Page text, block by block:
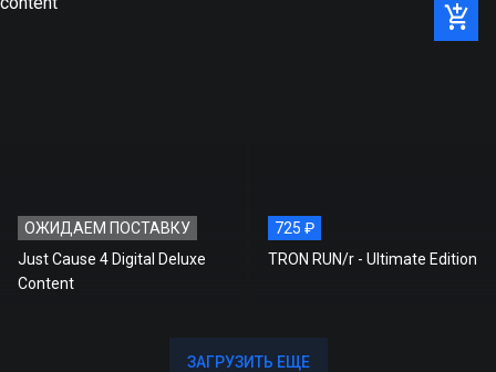
ОЖИДАЕМ ПОСТАВКУ
Just Cause 4 Digital Deluxe
Content
725 ₽
TRON RUN/r - Ultimate Edition
ЗАГРУЗИТЬ ЕЩЕ
ЗАГРУЗИТЬ ЕЩЕ